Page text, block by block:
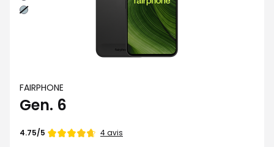
Vert
FAIRPHONE
Gen. 6
Note
4.75/5 4 avis